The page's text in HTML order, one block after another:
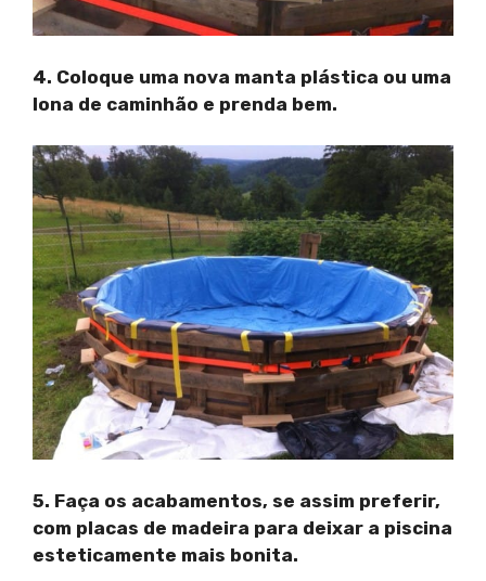
4. Coloque uma nova manta plástica ou uma
lona de caminhão e prenda bem.
5. Faça os acabamentos, se assim preferir,
com placas de madeira para deixar a piscina
esteticamente mais bonita.